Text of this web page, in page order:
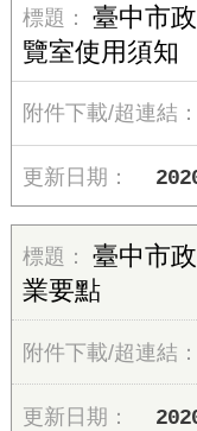
臺中市
覽室使用須知
臺中市
業要點